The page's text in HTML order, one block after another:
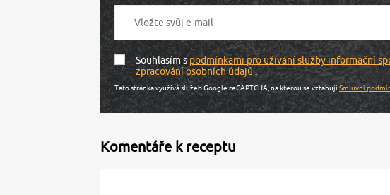
Souhlasím spodmínkami pro užívání služby informační
zpracování osobních údajů.
Tato stránka využívá služeb Google reCAPTCHA, na kterou se vztahujíSmluvní
Komentáře k receptu